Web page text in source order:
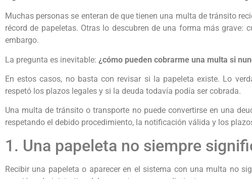
Muchas personas se enteran de que tienen una multa de tránsito
récord de papeletas. Otras lo descubren de una forma más grave:
embargo.
La pregunta es inevitable: ¿cómo pueden cobrarme una multa si
En estos casos, no basta con revisar si la papeleta existe. Lo
respetó los plazos legales y si la deuda todavía podía ser cobrada.
Una multa de tránsito o transporte no puede convertirse en una
respetando el debido procedimiento, la notificación válida y los
1. Una papeleta no siempre
Recibir una papeleta o aparecer en el sistema con una multa no